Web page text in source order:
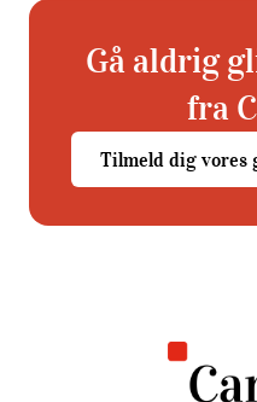
Gå aldrig
fra
Tilmeld dig vores